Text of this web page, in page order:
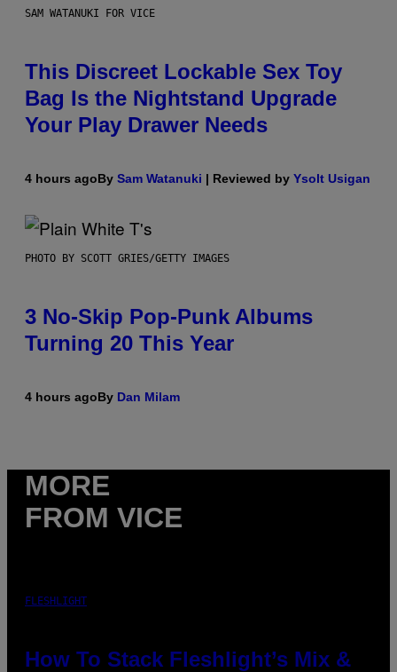
SAM WATANUKI FOR VICE
This Discreet Lockable Sex Toy
Bag Is the Nightstand Upgrade
Your Play Drawer Needs
4 hours agoBy Sam Watanuki | Reviewed by Ysolt Usigan
PHOTO BY SCOTT GRIES/GETTY IMAGES
3 No-Skip Pop-Punk Albums
Turning 20 This Year
4 hours agoBy Dan Milam
MORE
FROM VICE
FLESHLIGHT
How To Stack Fleshlight’s Mix &